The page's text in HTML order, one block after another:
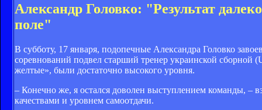
Александр Головко: "Результат
поле"
В субботу, 17 января, подопечные Александра Головко
соревнований подвел старший тренер украинской
желтые», были достаточно высокого уровня.
– Конечно же, я остался доволен выступлением команды, –
качествами и уровнем самоотдачи.